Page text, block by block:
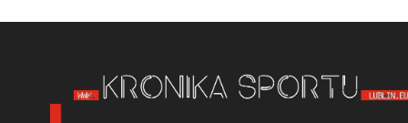
treści